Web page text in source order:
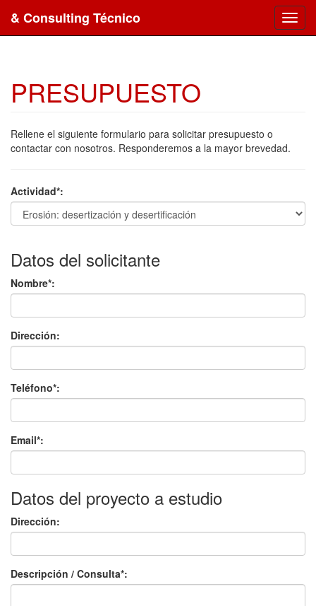
& Consulting Técnico
PRESUPUESTO
Rellene el siguiente formulario para solicitar presupuesto o
contactar con nosotros. Responderemos a la mayor brevedad.
Actividad*:
Datos del solicitante
Nombre*:
Dirección:
Teléfono*:
Email*:
Datos del proyecto a estudio
Dirección:
Descripción / Consulta*: